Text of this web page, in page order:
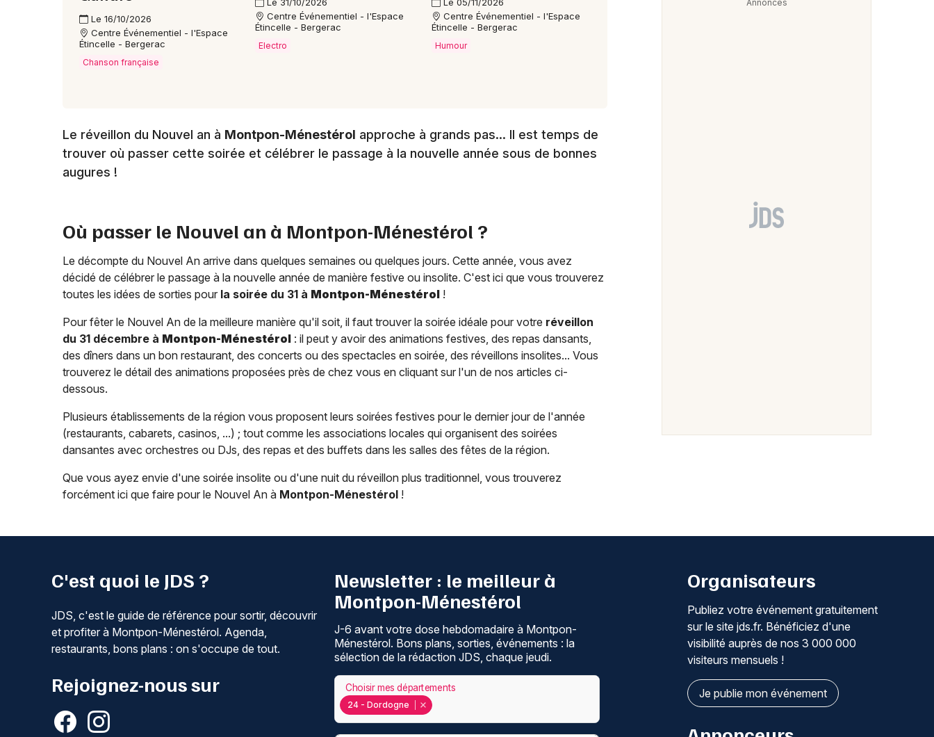
Le 16/10/2026
Centre Événementiel - l'Espace
Étincelle - Bergerac
Chanson française
Centre Événementiel - l'Espace
Étincelle - Bergerac
Electro
Centre Événementiel - l'Espace
Étincelle - Bergerac
Humour
Le réveillon du Nouvel an à Montpon-Ménestérol approche à grands pas... Il est temps de
trouver où passer cette soirée et célébrer le passage à la nouvelle année sous de bonnes
augures !
Où passer le Nouvel an à Montpon-Ménestérol ?
Le décompte du Nouvel An arrive dans quelques semaines ou quelques jours. Cette année, vous avez
décidé de célébrer le passage à la nouvelle année de manière festive ou insolite. C'est ici que vous trouverez
toutes les idées de sorties pour la soirée du 31 à Montpon-Ménestérol !
Pour fêter le Nouvel An de la meilleure manière qu'il soit, il faut trouver la soirée idéale pour votre réveillon
du 31 décembre à Montpon-Ménestérol : il peut y avoir des animations festives, des repas dansants,
des dîners dans un bon restaurant, des concerts ou des spectacles en soirée, des réveillons insolites... Vous
trouverez le détail des animations proposées près de chez vous en cliquant sur l'un de nos articles ci-
dessous.
Plusieurs établissements de la région vous proposent leurs soirées festives pour le dernier jour de l'année
(restaurants, cabarets, casinos, ...) ; tout comme les associations locales qui organisent des soirées
dansantes avec orchestres ou DJs, des repas et des buffets dans les salles des fêtes de la région.
Que vous ayez envie d'une soirée insolite ou d'une nuit du réveillon plus traditionnel, vous trouverez
forcément ici que faire pour le Nouvel An à Montpon-Ménestérol !
C'est quoi le JDS ?
JDS, c'est le guide de référence pour sortir, découvrir
et profiter à Montpon-Ménestérol. Agenda,
restaurants, bons plans : on s'occupe de tout.
Rejoignez-nous sur
Newsletter : le meilleur à
Montpon-Ménestérol
J-6 avant votre dose hebdomadaire à Montpon-
Ménestérol. Bons plans, sorties, événements : la
sélection de la rédaction JDS, chaque jeudi.
24 - Dordogne
Choisir mes départements
Organisateurs
Publiez votre événement gratuitement
sur le site jds.fr. Bénéficiez d'une
visibilité auprès de nos 3 000 000
visiteurs mensuels !
Je publie mon événement